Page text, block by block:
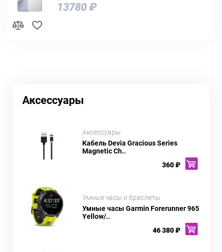
13780 ₽
Аксессуары
Аксессуары
Кабель Devia Gracious Series
Magnetic Ch..
360 ₽
Умные часы и браслеты
Умные часы Garmin Forerunner 965
Yellow/..
46 380 ₽